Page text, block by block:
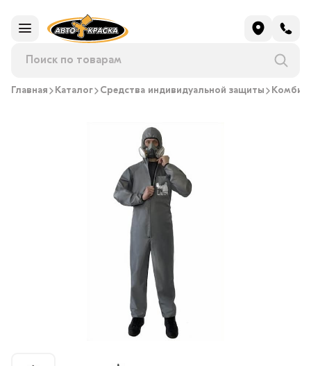
Главная Каталог Средства индивидуальной защиты